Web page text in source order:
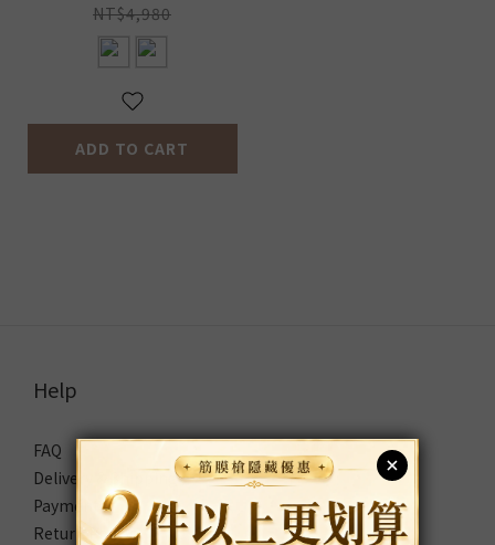
NT$4,980
ADD TO CART
Help
FAQ
Delivery & Shipping
Payment
Return Policy